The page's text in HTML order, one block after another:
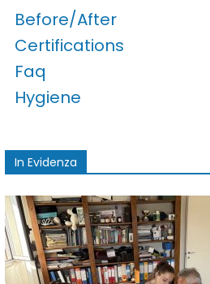
Before/after
Certifications
Faq
Hygiene
In Evidenza